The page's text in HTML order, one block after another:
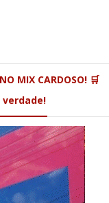
MIX CARDOSO! 🛒
verdade!